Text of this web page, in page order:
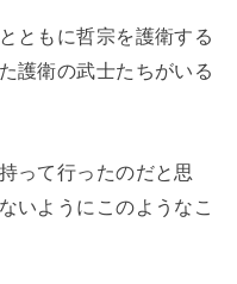
ともに哲宗を護衛する
護衛の武士たちがいる
って行ったのだと思
いようにこのようなこ